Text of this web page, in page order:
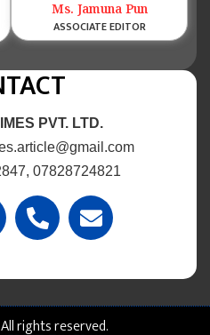
Ms. Jamuna Pun
ASSOCIATE EDITOR
PVT. LTD.
07828724821
rights reserved.